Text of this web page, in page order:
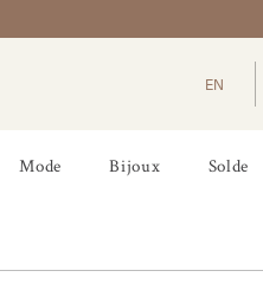
EN
Mode Bijoux Solde